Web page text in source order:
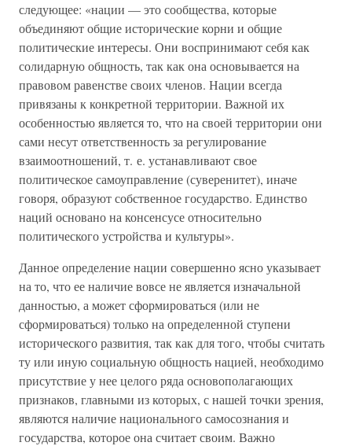
следующее: «нации — это сообщества, которые
объединяют общие исторические корни и общие
политические интересы. Они воспринимают себя как
солидарную общность, так как она основывается на
правовом равенстве своих членов. Нации всегда
привязаны к конкретной территории. Важной их
особенностью является то, что на своей территории они
сами несут ответственность за регулирование
взаимоотношений, т. е. устанавливают свое
политическое самоуправление (суверенитет), иначе
говоря, образуют собственное государство. Единство
наций основано на консенсусе относительно
политического устройства и культуры».
Данное определение нации совершенно ясно указывает
на то, что ее наличие вовсе не является изначальной
данностью, а может сформироваться (или не
сформироваться) только на определенной ступени
исторического развития, так как для того, чтобы считать
ту или иную социальную общность нацией, необходимо
присутствие у нее целого ряда основополагающих
признаков, главными из которых, с нашей точки зрения,
являются наличие национального самосознания и
государства, которое она считает своим. Важно